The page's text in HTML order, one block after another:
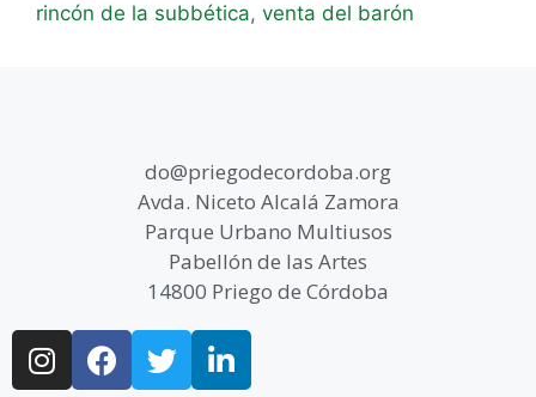
rincón de la subbética, venta del barón
do@priegodecordoba.org
Avda. Niceto Alcalá Zamora
Parque Urbano Multiusos
Pabellón de las Artes
14800 Priego de Córdoba